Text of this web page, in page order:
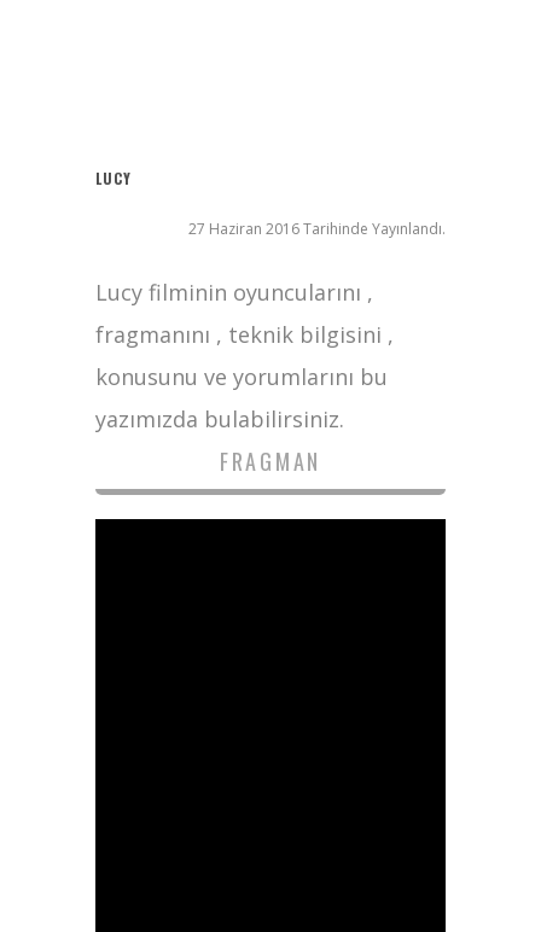
LUCY
27 Haziran 2016 Tarihinde Yayınlandı.
Lucy filminin oyuncularını ,
fragmanını , teknik bilgisini ,
konusunu ve yorumlarını bu
yazımızda bulabilirsiniz.
FRAGMAN